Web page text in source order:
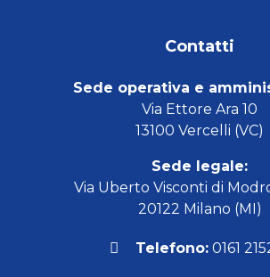
Contatti
Sede operativa e
Via Ettore Ara 10
13100 Vercelli (VC)
Sede legale:
Via Uberto Visconti di
20122 Milano (MI)
Telefono: 0161